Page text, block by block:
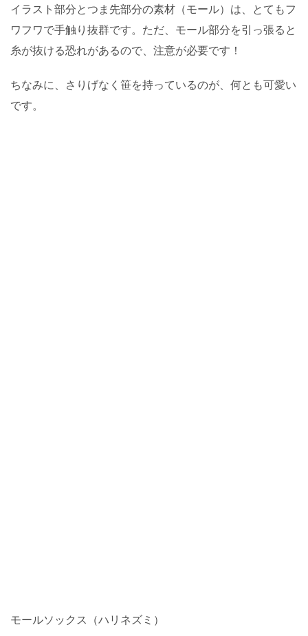
イラスト部分とつま先部分の素材（モール）は、とてもフ
ワフワで手触り抜群です。ただ、モール部分を引っ張ると
糸が抜ける恐れがあるので、注意が必要です！
ちなみに、さりげなく笹を持っているのが、何とも可愛い
です。
モールソックス（ハリネズミ）